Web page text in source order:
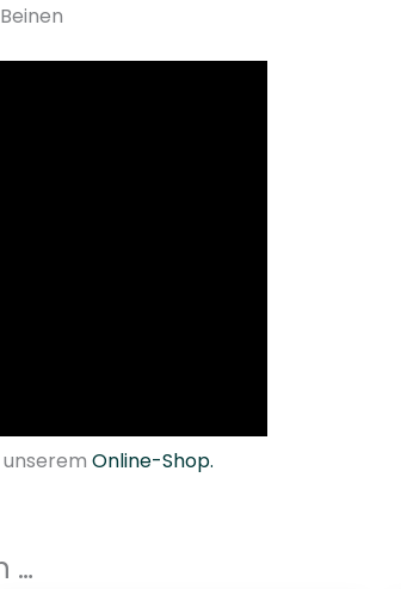
Online-Shop.
…